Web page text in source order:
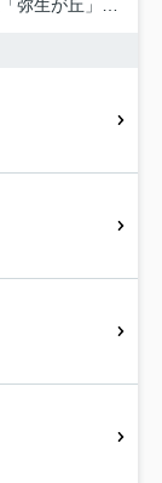
「弥生が丘 」駅 徒歩22分